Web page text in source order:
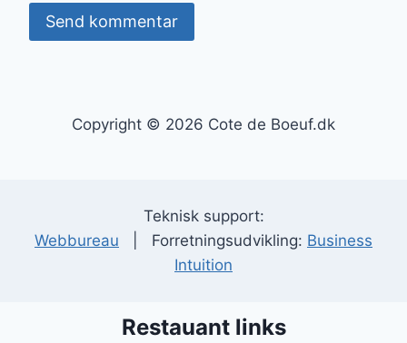
Copyright © 2026 Cote de Boeuf.dk
Teknisk support:
Webbureau | Forretningsudvikling: Business
Intuition
Restauant links